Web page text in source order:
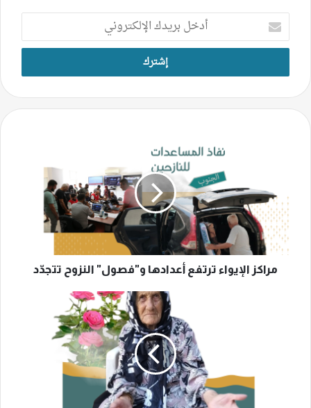
أدخل
بريدك
الإلكتروني
و"فصول"
النزوح
تتجدّد
مراكز الإيواء ترتفع أعدادها و"فصول" النزوح تتجدّد